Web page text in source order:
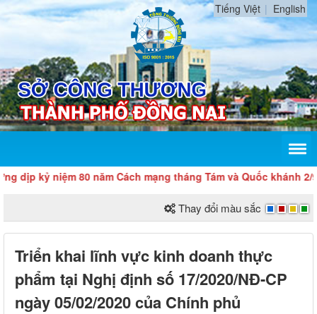
Tiếng Việt English
kỷ niệm 80 năm Cách mạng tháng Tám và Quốc khánh 2/9
Thay đổi màu sắc
Triển khai lĩnh vực kinh doanh thực
phẩm tại Nghị định số 17/2020/NĐ-CP
ngày 05/02/2020 của Chính phủ